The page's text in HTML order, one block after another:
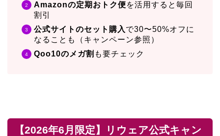
Amazonの定期おトク便を活用すると毎回
割引
公式サイトのセット購入 で30〜50%オフに
なることも（キャンペーン参照）
Qoo10のメガ割 も要チェック
【2026年6月限定】リウェア公式キャン